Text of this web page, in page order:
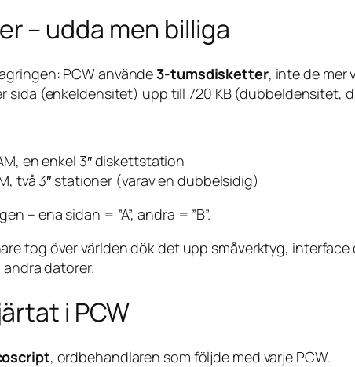
– udda men billiga
PCW använde3-tumsdisketter, inte de mer
sida (enkeldensitet) upp till 720 KB (dubbeldensitet,
en enkel 3″ diskettstation
två 3″ stationer (varav en dubbelsidig)
– ena sidan = ”A”, andra = ”B”.
tog över världen dök det upp småverktyg,
datorer.
i PCW
, ordbehandlaren som följde med varje PCW.